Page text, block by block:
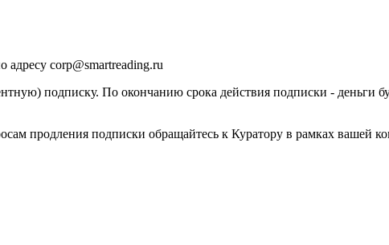
corp@smartreading.ru
подписку. По окончанию срока действия подписки - деньги
продления подписки обращайтесь к Куратору в рамках вашей